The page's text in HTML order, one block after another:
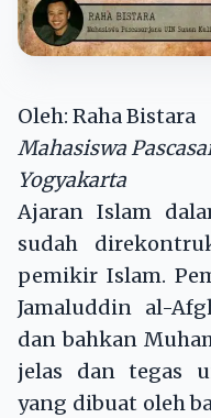
Oleh: Raha Bistara
Mahasiswa
Yogyakarta
Ajaran Islam
sudah
pemikir Islam.
Jamaluddin al-
dan bahkan
jelas dan tegas
yang dibuat oleh